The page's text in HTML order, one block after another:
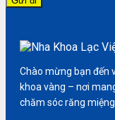
Chào mừng bạn đến
khoa vàng – nơi
chăm sóc răng